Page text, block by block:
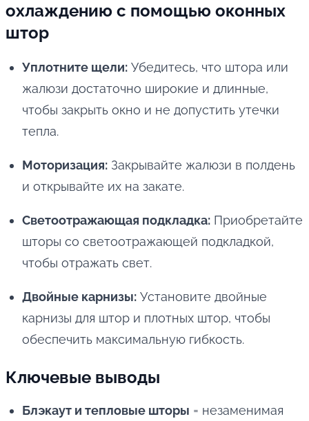
охлаждению с помощью оконных
штор
Уплотните щели: Убедитесь, что штора или
жалюзи достаточно широкие и длинные,
чтобы закрыть окно и не допустить утечки
тепла.
Моторизация: Закрывайте жалюзи в полдень
и открывайте их на закате.
Светоотражающая подкладка: Приобретайте
шторы со светоотражающей подкладкой,
чтобы отражать свет.
Двойные карнизы: Установите двойные
карнизы для штор и плотных штор, чтобы
обеспечить максимальную гибкость.
Ключевые выводы
Блэкаут и тепловые шторы = незаменимая